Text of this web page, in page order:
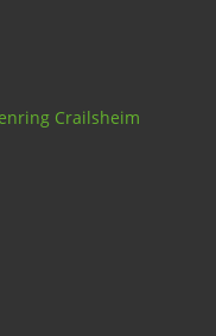
Crailsheim